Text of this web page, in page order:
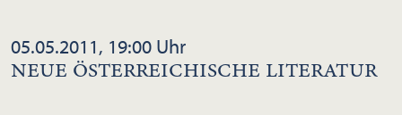
05.05.2011, 19:00 Uhr
NEUE ÖSTERREICHISCHE LITERATUR